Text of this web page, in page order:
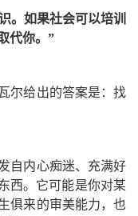
。如果社会可以培训
代你。”
尔给出的答案是：找
自内心痴迷、充满好
西。它可能是你对某
俱来的审美能力，也